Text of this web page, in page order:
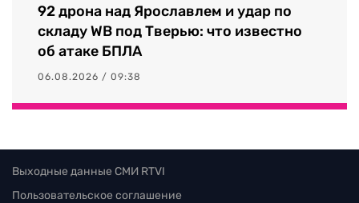
92 дрона над Ярославлем и удар по
складу WB под Тверью: что известно
об атаке БПЛА
06.08.2026 / 09:38
Выходные данные СМИ RTVI
Пользовательское соглашение